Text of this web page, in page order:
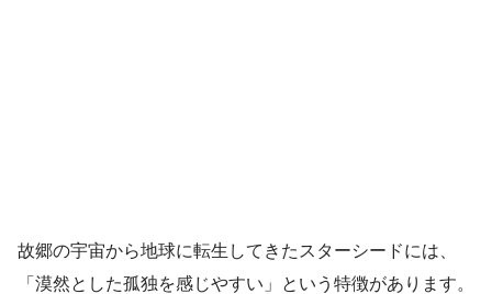
故郷の宇宙から地球に転生してきたスターシードには、
「漠然とした孤独を感じやすい」という特徴があります。